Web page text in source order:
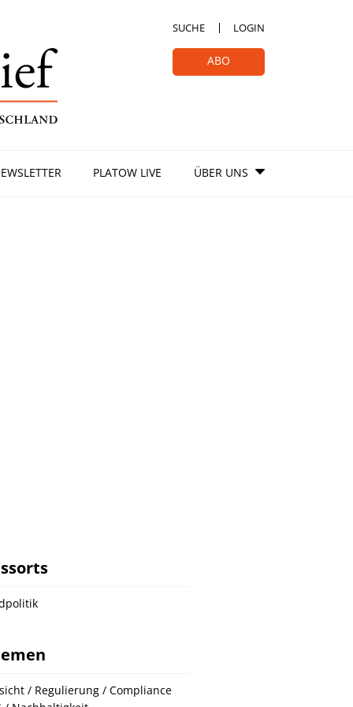
SUCHE LOGIN
ABO
PLATOW LIVE ÜBER UNS
/ Regulierung / Compliance